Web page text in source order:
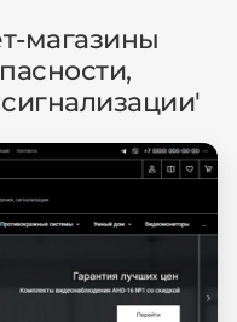
магазины